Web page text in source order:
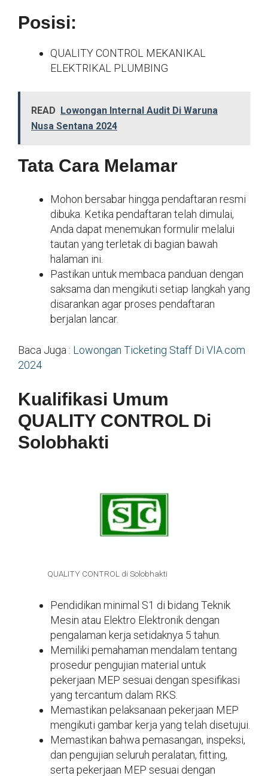
Posisi:
QUALITY CONTROL MEKANIKAL
ELEKTRIKAL PLUMBING
READ
Lowongan Internal Audit Di Waruna
Nusa Sentana 2024
Tata Cara Melamar
Mohon bersabar hingga pendaftaran resmi
dibuka. Ketika pendaftaran telah dimulai,
Anda dapat menemukan formulir melalui
tautan yang terletak di bagian bawah
halaman ini.
Pastikan untuk membaca panduan dengan
saksama dan mengikuti setiap langkah yang
disarankan agar proses pendaftaran
berjalan lancar.
Baca Juga : Lowongan Ticketing Staff Di VIA.com
2024
Kualifikasi Umum
QUALITY CONTROL Di
Solobhakti
QUALITY CONTROL di Solobhakti
Pendidikan minimal S1 di bidang Teknik
Mesin atau Elektro Elektronik dengan
pengalaman kerja setidaknya 5 tahun.
Memiliki pemahaman mendalam tentang
prosedur pengujian material untuk
pekerjaan MEP sesuai dengan spesifikasi
yang tercantum dalam RKS.
Memastikan pelaksanaan pekerjaan MEP
mengikuti gambar kerja yang telah disetujui.
Memastikan bahwa pemasangan, inspeksi,
dan pengujian seluruh peralatan, fitting,
serta pekerjaan MEP sesuai dengan